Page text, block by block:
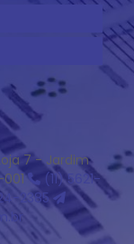
7 - Jardim
(11) 5621-
2385